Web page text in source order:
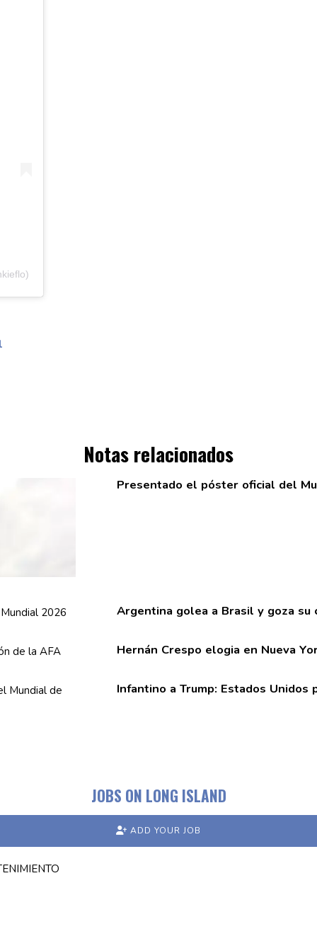
Notas relacionados
Presentado el póster oficial del
Argentina golea a Brasil y goza su
Hernán Crespo elogia en Nueva
Infantino a Trump: Estados
JOBS ON LONG ISLAND
ADD YOUR JOB